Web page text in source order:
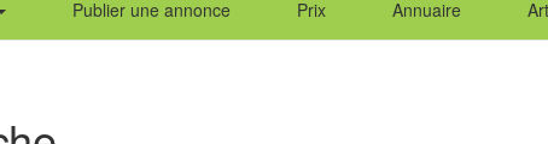
Publier une annonce Prix Annuaire